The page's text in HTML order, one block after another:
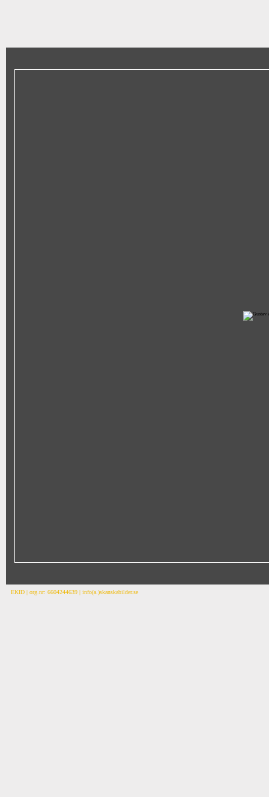
EKID | org.nr: 6604244639 | info(a.)skanskabilder.se